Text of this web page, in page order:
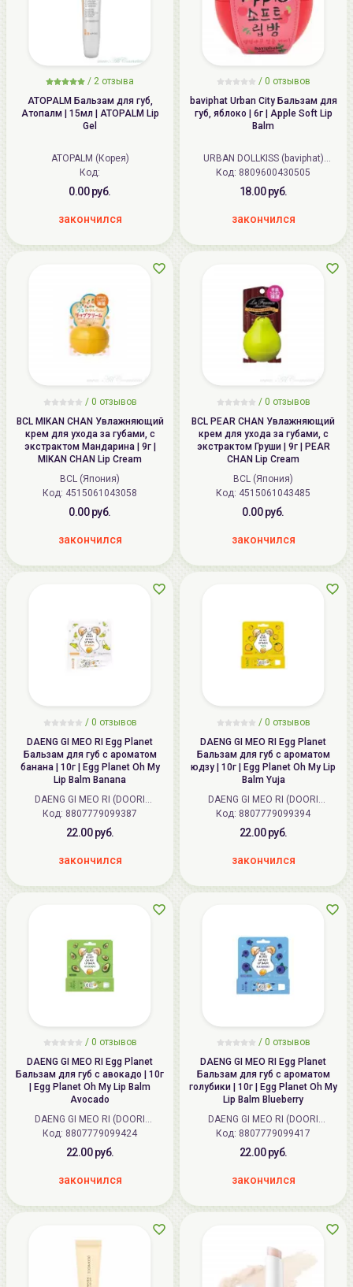
/ 2 отзыва
ATOPALM Бальзам для губ,
Атопалм | 15мл | ATOPALM Lip
Gel
ATOPALM (Корея)
Код:
0.00 руб.
закончился
/ 0 отзывов
baviphat Urban City Бальзам для
губ, яблоко | 6г | Apple Soft Lip
Balm
URBAN DOLLKISS (baviphat)
(Корея)
Код: 8809600430505
18.00 руб.
закончился
/ 0 отзывов
BCL MIKAN CHAN Увлажняющий
крем для ухода за губами, с
экстрактом Мандарина | 9г |
MIKAN CHAN Lip Cream
BCL (Япония)
Код: 4515061043058
0.00 руб.
закончился
/ 0 отзывов
BCL PEAR CHAN Увлажняющий
крем для ухода за губами, с
экстрактом Груши | 9г | PEAR
CHAN Lip Cream
BCL (Япония)
Код: 4515061043485
0.00 руб.
закончился
/ 0 отзывов
DAENG GI MEO RI Egg Planet
Бальзам для губ c ароматом
банана | 10г | Egg Planet Oh My
Lip Balm Banana
DAENG GI MEO RI (DOORI
Cosmetics) (Корея)
Код: 8807779099387
22.00 руб.
закончился
/ 0 отзывов
DAENG GI MEO RI Egg Planet
Бальзам для губ c ароматом
юдзу | 10г | Egg Planet Oh My Lip
Balm Yuja
DAENG GI MEO RI (DOORI
Cosmetics) (Корея)
Код: 8807779099394
22.00 руб.
закончился
/ 0 отзывов
DAENG GI MEO RI Egg Planet
Бальзам для губ с авокадо | 10г
| Egg Planet Oh My Lip Balm
Avocado
DAENG GI MEO RI (DOORI
Cosmetics) (Корея)
Код: 8807779099424
22.00 руб.
закончился
/ 0 отзывов
DAENG GI MEO RI Egg Planet
Бальзам для губ с ароматом
голубики | 10г | Egg Planet Oh My
Lip Balm Blueberry
DAENG GI MEO RI (DOORI
Cosmetics) (Корея)
Код: 8807779099417
22.00 руб.
закончился